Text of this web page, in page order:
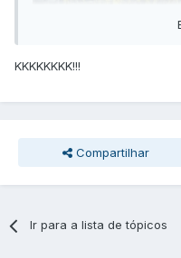
KKKKKKKK!!!
Compartilhar
Ir para a lista de tópicos